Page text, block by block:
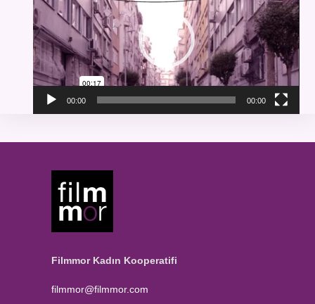
00:00 00:00
Filmmor Kadın Kooperatifi
filmmor@filmmor.com